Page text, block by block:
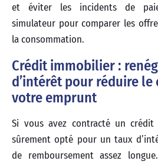
et éviter les incidents de
simulateur pour comparer les
la consommation.
Crédit immobilier :
d’intérêt pour réduire
votre emprunt
Si vous avez contracté un crédit
sûrement opté pour un taux
de remboursement assez